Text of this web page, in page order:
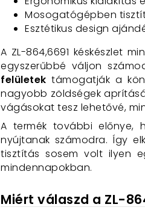
Mosogatógépben
Esztétikus design
A ZL-864,6691 késkészlet
egyszerűbbé váljon
felületek támogatják a
nagyobb zöldségek
vágásokat tesz lehetővé,
A termék további előnye,
nyújtanak számodra. Így
tisztítás sosem volt ilyen
mindennapokban.
Miért válaszd a ZL-